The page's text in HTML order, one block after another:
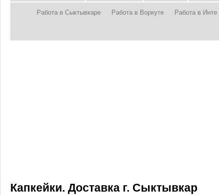
Работа в Сыктывкаре Работа в Воркуте Работа в Инте
Капкейки. Доставка г. Сыктывкар